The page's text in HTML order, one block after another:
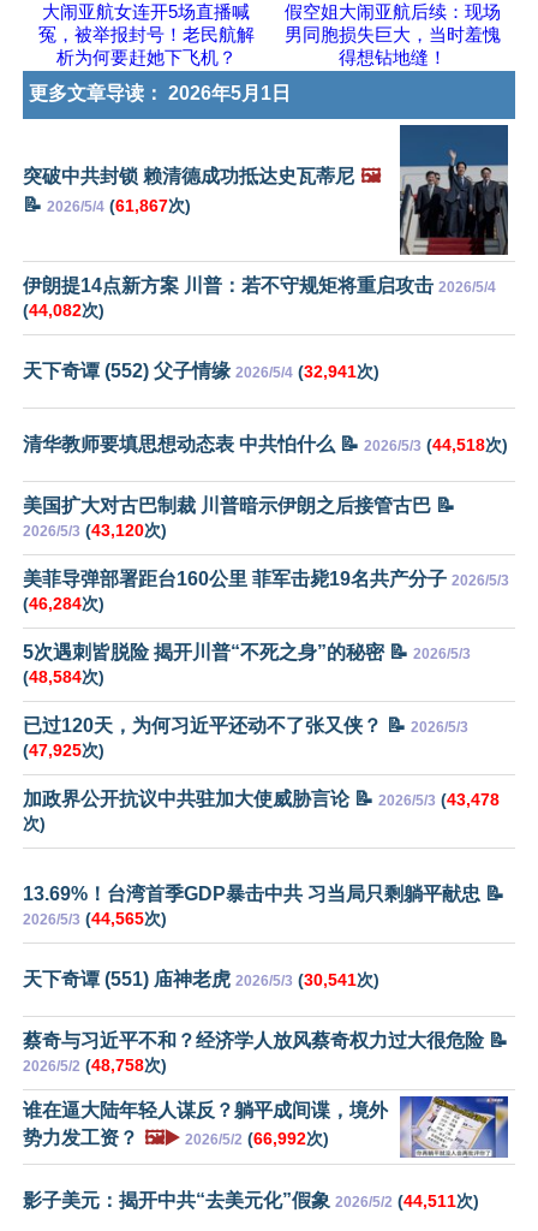
大闹亚航女连开5场直播喊
冤，被举报封号！老民航解
析为何要赶她下飞机？
假空姐大闹亚航后续：现场
男同胞损失巨大，当时羞愧
得想钻地缝！
更多文章导读： 2026年5月1日
突破中共封锁 赖清德成功抵达史瓦蒂尼 🖼️
📝 2026/5/4 (61,867次)
伊朗提14点新方案 川普：若不守规矩将重启攻击 2026/5/4
(44,082次)
天下奇谭 (552) 父子情缘 2026/5/4 (32,941次)
清华教师要填思想动态表 中共怕什么 📝 2026/5/3 (44,518次)
美国扩大对古巴制裁 川普暗示伊朗之后接管古巴 📝
2026/5/3 (43,120次)
美菲导弹部署距台160公里 菲军击毙19名共产分子 2026/5/3
(46,284次)
5次遇刺皆脱险 揭开川普“不死之身”的秘密 📝 2026/5/3
(48,584次)
已过120天，为何习近平还动不了张又侠？ 📝 2026/5/3
(47,925次)
加政界公开抗议中共驻加大使威胁言论 📝 2026/5/3 (43,478
次)
13.69%！台湾首季GDP暴击中共 习当局只剩躺平献忠 📝
2026/5/3 (44,565次)
天下奇谭 (551) 庙神老虎 2026/5/3 (30,541次)
蔡奇与习近平不和？经济学人放风蔡奇权力过大很危险 📝
2026/5/2 (48,758次)
谁在逼大陆年轻人谋反？躺平成间谍，境外
势力发工资？ 🖼️▶️ 2026/5/2 (66,992次)
影子美元：揭开中共“去美元化”假象 2026/5/2 (44,511次)